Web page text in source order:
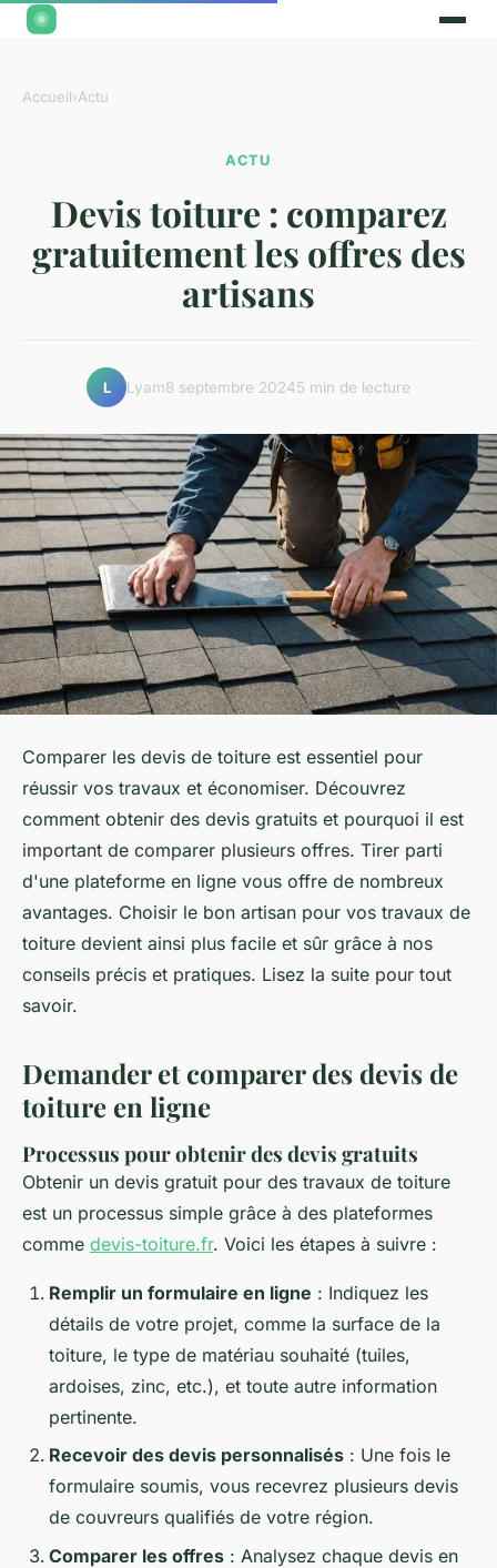
Accueil›Actu
ACTU
Devis toiture : comparez
gratuitement les offres des
artisans
L Lyam8 septembre 20245 min de lecture
Comparer les devis de toiture est essentiel pour
réussir vos travaux et économiser. Découvrez
comment obtenir des devis gratuits et pourquoi il est
important de comparer plusieurs offres. Tirer parti
d'une plateforme en ligne vous offre de nombreux
avantages. Choisir le bon artisan pour vos travaux de
toiture devient ainsi plus facile et sûr grâce à nos
conseils précis et pratiques. Lisez la suite pour tout
savoir.
Demander et comparer des devis de
toiture en ligne
Processus pour obtenir des devis gratuits
Obtenir un devis gratuit pour des travaux de toiture
est un processus simple grâce à des plateformes
comme devis-toiture.fr. Voici les étapes à suivre :
Remplir un formulaire en ligne : Indiquez les
détails de votre projet, comme la surface de la
toiture, le type de matériau souhaité (tuiles,
ardoises, zinc, etc.), et toute autre information
pertinente.
Recevoir des devis personnalisés : Une fois le
formulaire soumis, vous recevrez plusieurs devis
de couvreurs qualifiés de votre région.
Comparer les offres : Analysez chaque devis en